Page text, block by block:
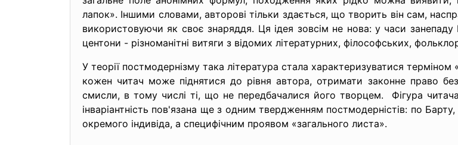
лапок». Іншими словами, авторові тільки здається, що творить він сам,
використовуючи як своє знаряддя. Ця ідея зовсім не нова: у часи занепаду
центони - різноманітні витяги з відомих літературних, філософських,
У теорії постмодернізму така література стала характеризуватися
кожен читач може піднятися до рівня автора, отримати законне право
смисли, в тому числі ті, що не передбачалися його творцем. Фігура
інваріантність пов'язана ще з одним твердженням постмодерністів: по
окремого індивіда, а специфічним проявом «загального листа».